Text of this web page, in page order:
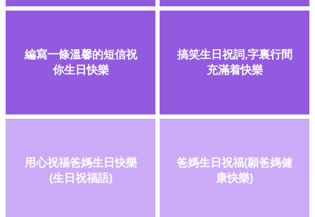
編寫一條溫馨的短信祝
你生日快樂
搞笑生日祝詞,字裏行間
充滿着快樂
用心祝福爸媽生日快樂
(生日祝福語)
爸媽生日祝福(願爸媽健
康快樂)